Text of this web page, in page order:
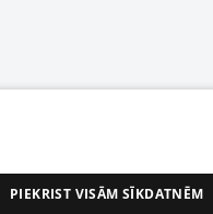
PIEKRIST VISĀM SĪKDATNĒM